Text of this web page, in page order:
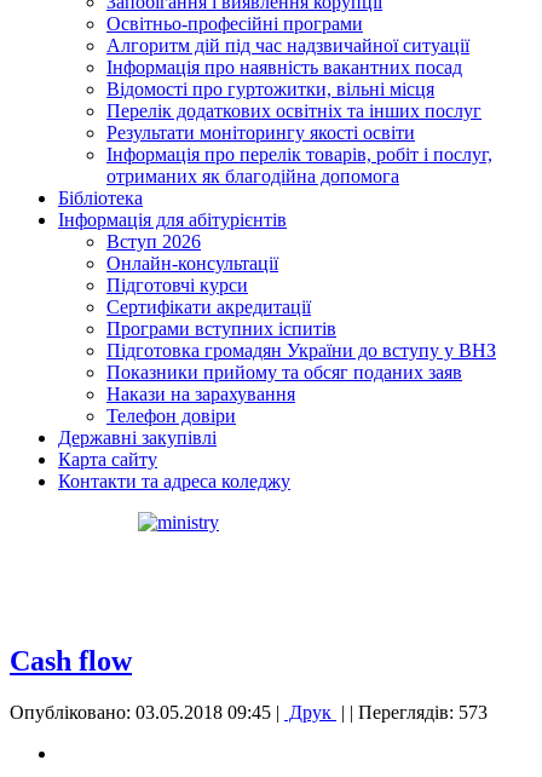
Освітньо-професійні програми
Алгоритм дій під час надзвичайної ситуації
Інформація про наявність вакантних посад
Відомості про гуртожитки, вільні місця
Перелік додаткових освітніх та інших послуг
Результати моніторингу якості освіти
Інформація про перелік товарів, робіт і послуг,
отриманих як благодійна допомога
Бібліотека
Інформація для абітурієнтів
Вступ 2026
Онлайн-консультації
Підготовчі курси
Сертифікати акредитації
Програми вступних іспитів
Підготовка громадян України до вступу у ВНЗ
Показники прийому та обсяг поданих заяв
Накази на зарахування
Телефон довіри
Державні закупівлі
Карта сайту
Контакти та адреса коледжу
Cash flow
Опубліковано: 03.05.2018 09:45 | Друк | | Переглядів: 573